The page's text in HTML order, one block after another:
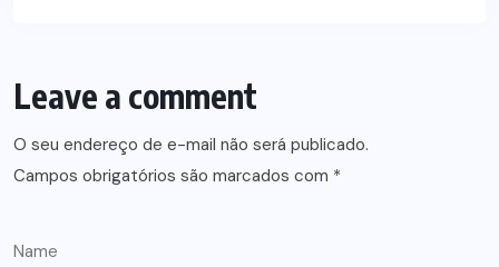
Leave a comment
O seu endereço de e-mail não será publicado.
Campos obrigatórios são marcados com *